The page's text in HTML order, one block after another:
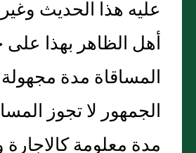
عليه هذا الحديث
أهل الظاهر بهذا على
المساقاة مدة
الجمهور لا تجوز
مدة معلومة كالاجارة